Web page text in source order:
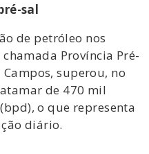
sal
de petróleo nos
Província Pré-
Campos, superou, no
de 470 mil
o que representa
diário.